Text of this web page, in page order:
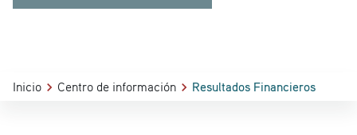
Inicio Centro de información Resultados Financieros